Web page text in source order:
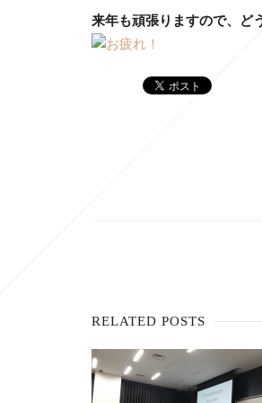
来年も頑張りますので、ど
RELATED POSTS